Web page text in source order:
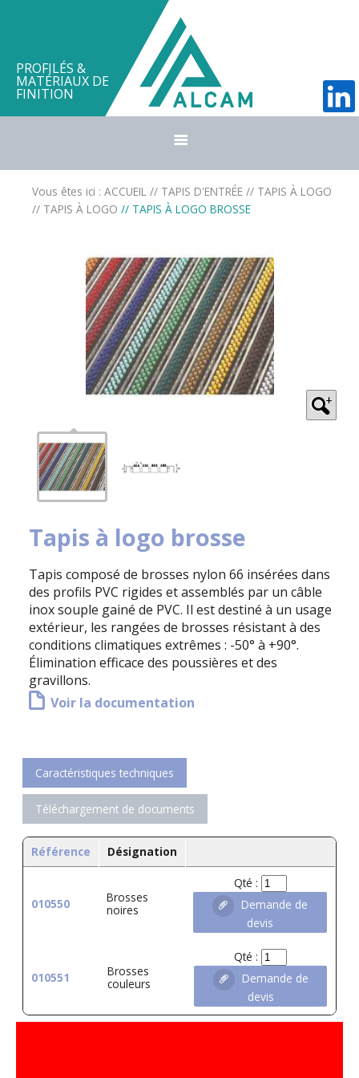
PROFILÉS &
MATÉRIAUX DE
FINITION
Société
Panier
Vous êtes ici : ACCUEIL // TAPIS D'ENTRÉE // TAPIS À LOGO
// TAPIS À LOGO // TAPIS À LOGO BROSSE
Tapis à logo brosse
Tapis composé de brosses nylon 66 insérées dans
des profils PVC rigides et assemblés par un câble
inox souple gainé de PVC. Il est destiné à un usage
extérieur, les rangées de brosses résistant à des
conditions climatiques extrêmes : -50° à +90°.
Élimination efficace des poussières et des
gravillons.
Voir la documentation
Caractéristiques techniques
Téléchargement de documents
Référence Désignation
010550
Brosses
noires
Qté :
Demande de
devis
010551
Brosses
couleurs
Qté :
Demande de
devis